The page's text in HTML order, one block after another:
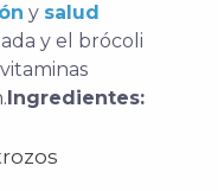
y salud
y el brócoli
Ingredientes: